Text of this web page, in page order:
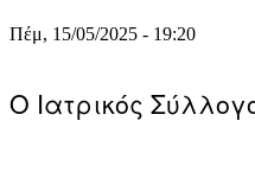
Πέμ, 15/05/2025 - 19:20
Ο Ιατρικός